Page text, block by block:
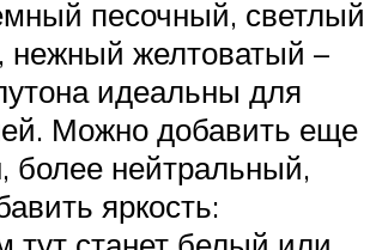
песочный, светлый
желтоватый –
идеальны для
Можно добавить еще
более нейтральный,
яркость: